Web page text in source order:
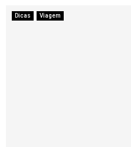
Dicas Viagem